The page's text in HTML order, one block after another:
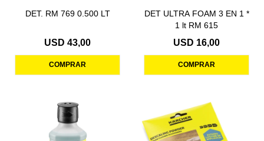
DET. RM 769 0.500 LT
USD 43,00
DET ULTRA FOAM 3 EN 1 *
1 lt RM 615
USD 16,00